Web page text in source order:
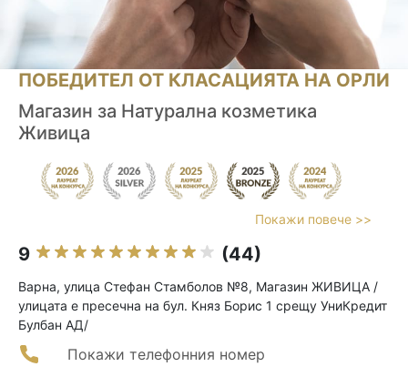
ПОБЕДИТЕЛ ОТ КЛАСАЦИЯТА НА ОРЛИ
Магазин за Натурална козметика
Живица
Покажи повече >>
9 (44)
Варна, улица Стефан Стамболов №8, Магазин ЖИВИЦА /
улицата е пресечна на бул. Княз Борис 1 срещу УниКредит
Булбан АД/
Покажи телефонния номер